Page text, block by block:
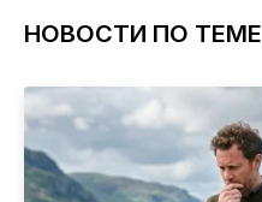
НОВОСТИ ПО ТЕМЕ